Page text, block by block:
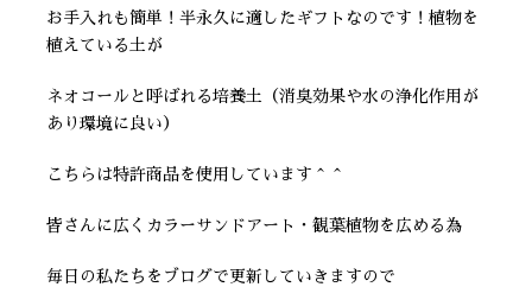
お手入れも簡単！半永久に適したギフトなのです！植物を
植えている土が
ネオコールと呼ばれる培養土（消臭効果や水の浄化作用が
あり環境に良い）
こちらは特許商品を使用しています＾＾
皆さんに広くカラーサンドアート・観葉植物を広める為
毎日の私たちをブログで更新していきますので